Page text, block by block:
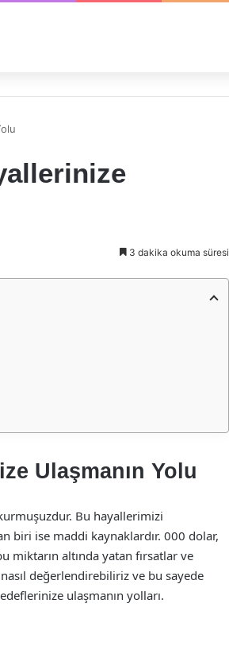
3 dakika okuma süresi
Ulaşmanın Yolu
Bu hayallerimizi
biri ise maddi kaynaklardır. 000 dolar,
altında yatan fırsatlar ve
değerlendirebiliriz ve bu sayede
ulaşmanın yolları.